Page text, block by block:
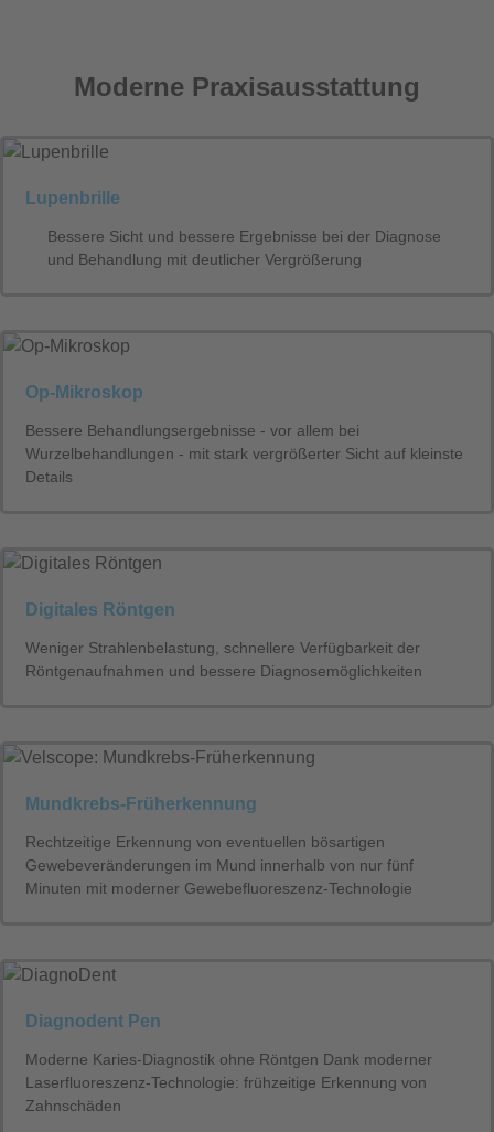
Moderne Praxisausstattung
Lupenbrille
Bessere Sicht und bessere Ergebnisse bei der Diagnose
und Behandlung mit deutlicher Vergrößerung
Op-Mikroskop
Bessere Behandlungsergebnisse - vor allem bei
Wurzelbehandlungen - mit stark vergrößerter Sicht auf kleinste
Details
Digitales Röntgen
Weniger Strahlenbelastung, schnellere Verfügbarkeit der
Röntgenaufnahmen und bessere Diagnosemöglichkeiten
Mundkrebs-Früherkennung
Rechtzeitige Erkennung von eventuellen bösartigen
Gewebeveränderungen im Mund innerhalb von nur fünf
Minuten mit moderner Gewebefluoreszenz-Technologie
Diagnodent Pen
Moderne Karies-Diagnostik ohne Röntgen Dank moderner
Laserfluoreszenz-Technologie: frühzeitige Erkennung von
Zahnschäden